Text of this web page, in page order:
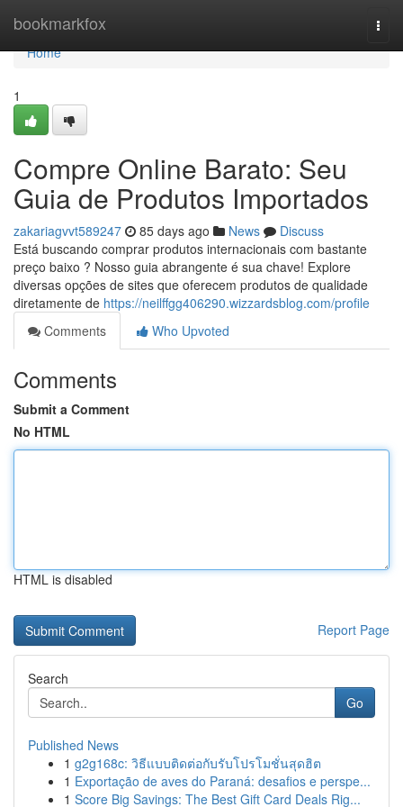
bookmarkfox
Home
Home
1
Compre Online Barato: Seu
Guia de Produtos Importados
zakariagvvt589247 85 days ago News
Discuss
Está buscando comprar produtos internacionais com bastante
preço baixo ? Nosso guia abrangente é sua chave! Explore
diversas opções de sites que oferecem produtos de qualidade
diretamente de https://neilffgg406290.wizzardsblog.com/profile
Comments
Who Upvoted
Comments
Submit a Comment
No HTML
HTML is disabled
Report Page
Search
Go
Published News
1 g2g168c: วิธีแบบติดต่อกับรับโปรโมชั่นสุดฮิต
1 Exportação de aves do Paraná: desafios e perspe...
1 Score Big Savings: The Best Gift Card Deals Rig...